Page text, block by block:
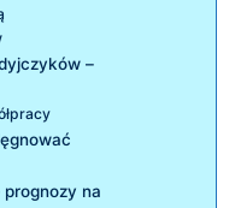
–
prognozy na